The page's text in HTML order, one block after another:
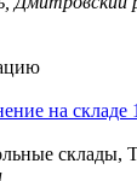
на складе
склады,